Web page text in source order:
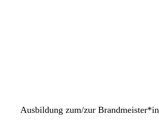
Ausbildung zum/zur Brandmeister*in